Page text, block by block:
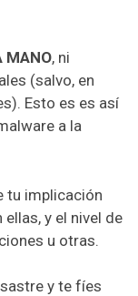
MANO, ni
(salvo, en
Esto es es así
a la
tu implicación
y el nivel de
u otras.
y te fíes